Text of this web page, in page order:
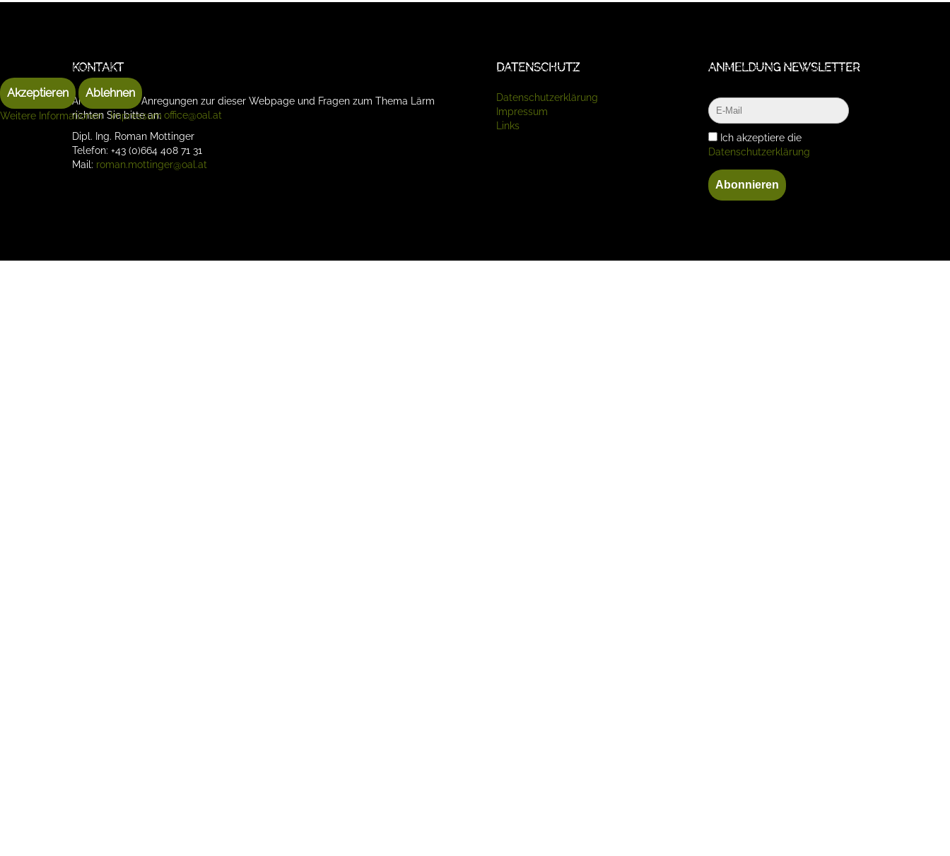
KONTAKT
Anfragen oder Anregungen zur dieser Webpage und Fragen zum Thema Lärm
richten Sie bitte an: office@oal.at
Dipl. Ing. Roman Mottinger
Telefon: +43 (0)664 408 71 31
Mail: roman.mottinger@oal.at
DATENSCHUTZ
Datenschutzerklärung
Impressum
Links
ANMELDUNG NEWSLETTER
Ich akzeptiere die
Datenschutzerklärung
Abonnieren
können selbst entscheiden, ob Sie die Cookies zulassen möchten. Bitte beachten Sie, dass bei einer Ablehnung womöglich nicht mehr alle Funktionalitäten der Seite zur Verfügung stehen.
Akzeptieren Ablehnen
Weitere Informationen|Impressum